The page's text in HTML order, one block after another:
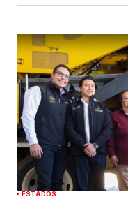
ESTADOS